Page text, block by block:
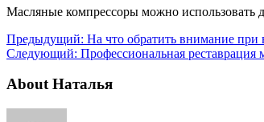
Масляные компрессоры можно использовать
Предыдущий: На что обратить внимание
Следующий: Профессиональная
About Наталья